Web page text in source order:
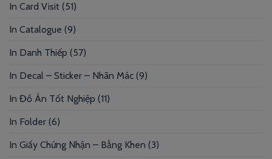
In Card Visit (51)
In Catalogue (9)
In Danh Thiếp (57)
In Decal – Sticker – Nhãn Mác (9)
In Đồ Án Tốt Nghiệp (11)
In Folder (6)
In Giấy Chứng Nhận – Bằng Khen (3)